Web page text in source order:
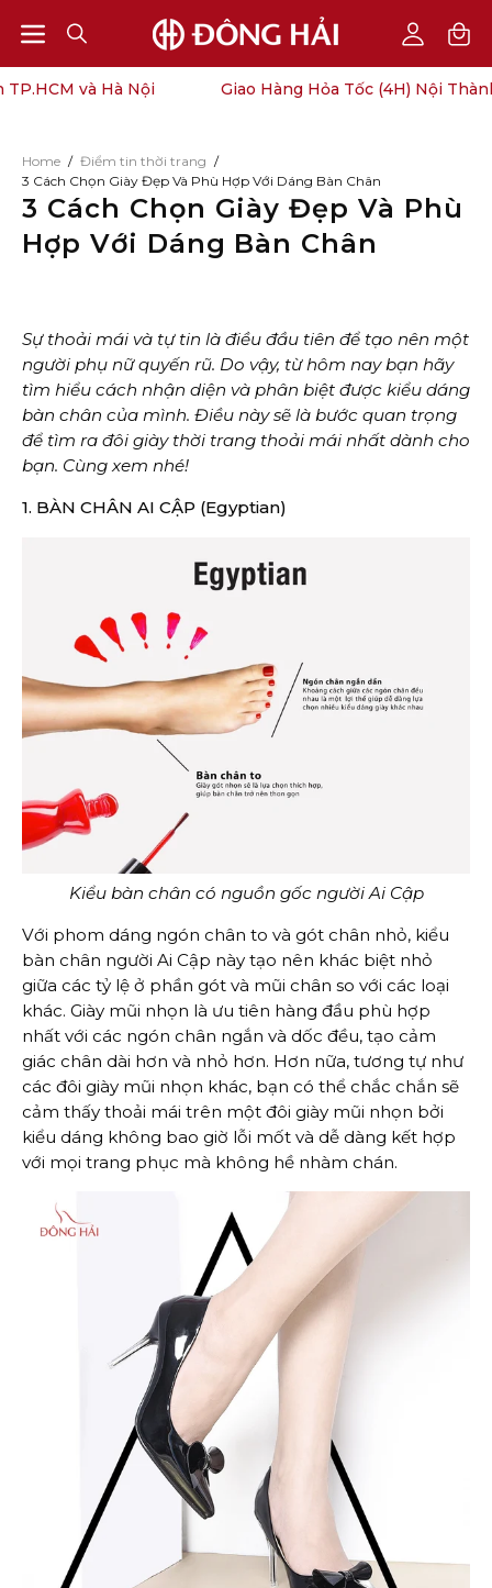
Open
navigation
OPEN
SEARCH
BAR
My
Account
và Hà Nội Giao Hàng Hỏa Tốc (4H) Nội Thành
Home / Điểm tin thời trang /
3 Cách Chọn Giày Đẹp Và Phù Hợp Với Dáng Bàn Chân
3 Cách Chọn Giày Đẹp Và Phù
Hợp Với Dáng Bàn Chân
Sự thoải mái và tự tin là điều đầu tiên để tạo nên một
người phụ nữ quyến rũ. Do vậy, từ hôm nay bạn hãy
tìm hiểu cách nhận diện và phân biệt được kiểu dáng
bàn chân của mình. Điều này sẽ là bước quan trọng
để tìm ra đôi giày thời trang thoải mái nhất dành cho
bạn. Cùng xem nhé!
1. BÀN CHÂN AI CẬP (Egyptian)
Kiểu bàn chân có nguồn gốc người Ai Cập
Với phom dáng ngón chân to và gót chân nhỏ, kiểu
bàn chân người Ai Cập này tạo nên khác biệt nhỏ
giữa các tỷ lệ ở phần gót và mũi chân so với các loại
khác. Giày mũi nhọn là ưu tiên hàng đầu phù hợp
nhất với các ngón chân ngắn và dốc đều, tạo cảm
giác chân dài hơn và nhỏ hơn. Hơn nữa, tương tự như
các đôi giày mũi nhọn khác, bạn có thể chắc chắn sẽ
cảm thấy thoải mái trên một đôi giày mũi nhọn bởi
kiểu dáng không bao giờ lỗi mốt và dễ dàng kết hợp
với mọi trang phục mà không hề nhàm chán.